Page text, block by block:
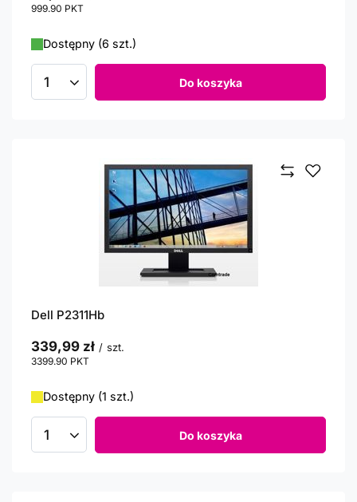
999.90 PKT
Dostępny (6 szt.)
Ilość produktów Do koszyka
Dell P2311Hb
339,99 zł / szt.
3399.90 PKT
Dostępny (1 szt.)
Ilość produktów Do koszyka